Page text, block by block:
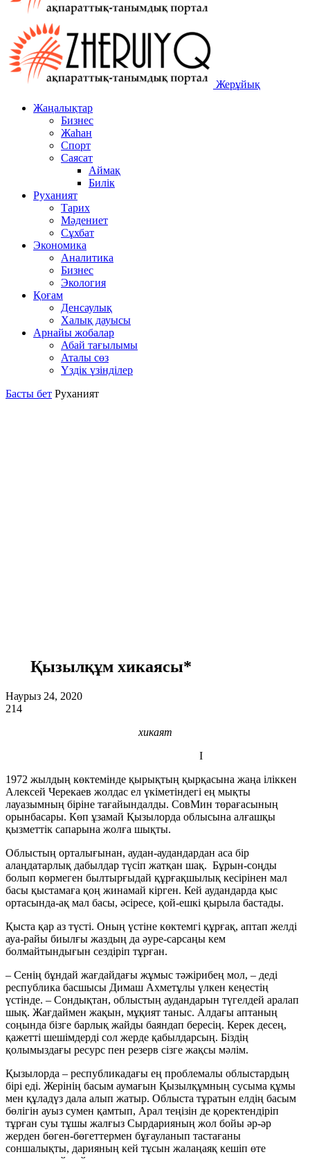
Жерұйық
Жаңалықтар
Бизнес
Жаһан
Спорт
Саясат
Аймақ
Билік
Руханият
Тарих
Мәдениет
Сұхбат
Экономика
Аналитика
Бизнес
Экология
Қоғам
Денсаулық
Халық дауысы
Арнайы жобалар
Абай тағылымы
Аталы сөз
Үздік үзінділер
Басты бет Руханият
Қызылқұм хикаясы*
Наурыз 24, 2020
214
хикаят
І
1972 жылдың көктемінде қырықтың қырқасына жаңа іліккен
Алексей Черекаев жолдас ел үкіметіндегі ең мықты
лауазымның біріне тағайындалды. СовМин төрағасының
орынбасары. Көп ұзамай Қызылорда облысына алғашқы
қызметтік сапарына жолға шықты.
Облыстың орталығынан, аудан-аудандардан аса бір
алаңдатарлық дабылдар түсіп жатқан шақ. Бұрын-соңды
болып көрмеген былтырғыдай құрғақшылық кесірінен мал
басы қыстамаға қоң жинамай кірген. Кей аудандарда қыс
ортасында-ақ мал басы, әсіресе, қой-ешкі қырыла бастады.
Қыста қар аз түсті. Оның үстіне көктемгі құрғақ, аптап желді
ауа-райы биылғы жаздың да әуре-сарсаңы кем
болмайтындығын сездіріп тұрған.
– Сенің бұндай жағдайдағы жұмыс тәжірибең мол, – деді
республика басшысы Димаш Ахметұлы үлкен кеңестің
үстінде. – Сондықтан, облыстың аудандарын түгелдей аралап
шық. Жағдаймен жақын, мұқият таныс. Алдағы аптаның
соңында бізге барлық жайды баяндап бересің. Керек десең,
қажетті шешімдерді сол жерде қабылдарсың. Біздің
қолымыздағы ресурс пен резерв сізге жақсы мәлім.
Қызылорда – республикадағы ең проблемалы облыстардың
бірі еді. Жерінің басым аумағын Қызылқұмның сусыма құмы
мен құладүз дала алып жатыр. Облыста тұратын елдің басым
бөлігін ауыз сумен қамтып, Арал теңізін де қоректендіріп
тұрған суы тұшы жалғыз Сырдарияның жол бойы әр-әр
жерден бөген-бөгеттермен бұғауланып тастағаны
соншалықты, дарияның кей тұсын жалаңаяқ кешіп өте